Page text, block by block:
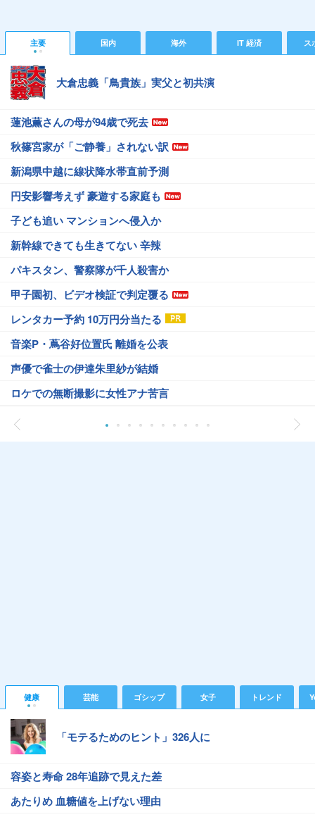
主要 国内 海外 IT 経済 ス
大倉忠義「鳥貴族」実父と初共演
蓮池薫さんの母が94歳で死去
秋篠宮家が「ご静養」されない訳
新潟県中越に線状降水帯直前予測
円安影響考えず 豪遊する家庭も
子ども追い マンションへ侵入か
新幹線できても生きてない 辛辣
パキスタン、警察隊が千人殺害か
甲子園初、ビデオ検証で判定覆る
レンタカー予約 10万円分当たる
音楽P・蔦谷好位置氏 離婚を公表
声優で雀士の伊達朱里紗が結婚
ロケでの無断撮影に女性アナ苦言
健康 芸能 ゴシップ 女子 トレンド
「モテるためのヒント」326人に
容姿と寿命 28年追跡で見えた差
あたりめ 血糖値を上げない理由